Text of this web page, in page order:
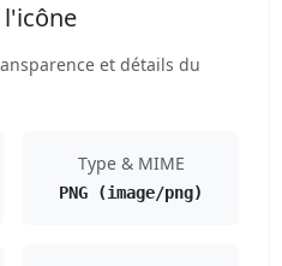
l'icône
et détails du
Type & MIME
PNG (image/png)